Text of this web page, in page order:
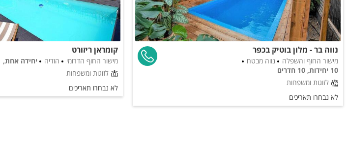
נווה בר - מלון בוטיק בכפר
מישור החוף והשפלה
נווה מבטח
10 יחידות, 10 חדרים
לזוגות ומשפחות
לא נבחרו תאריכים
קומראן ריזורט
מישור החוף הדרומי הודיה
יחידה אחת, 11 חדרים
לזוגות ומשפחות
לא נבחרו תאריכים